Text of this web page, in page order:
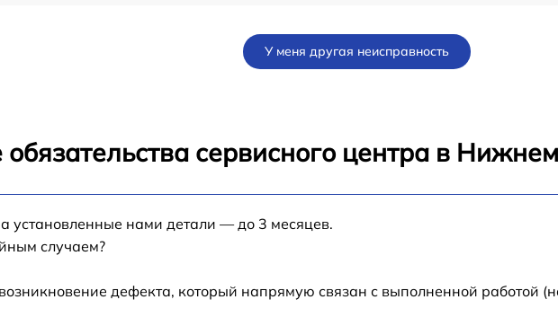
от 60 мин
дальнометра и
логики от 60 мин
У меня другая неисправность
сервисного центра в
установленные нами детали — до 3 месяцев.
случаем?
дефекта, который напрямую связан с выполненной работой